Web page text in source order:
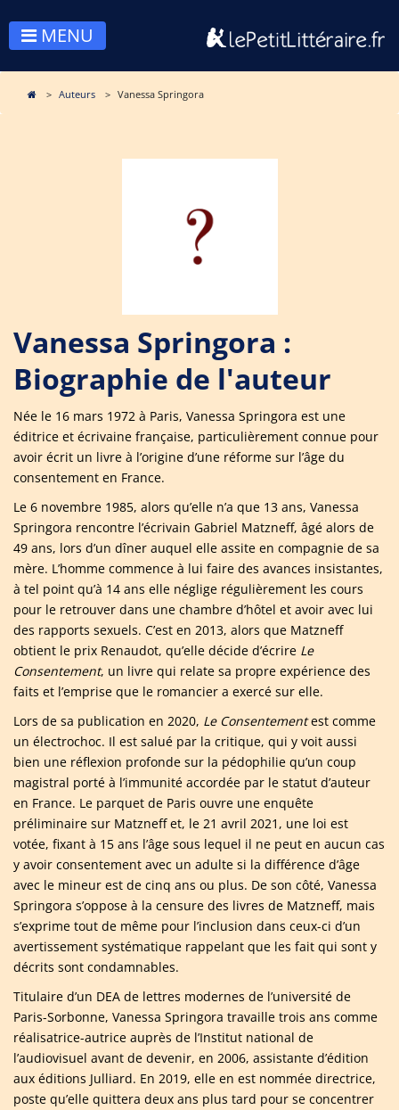
MENU
Auteurs Vanessa Springora
Vanessa Springora :
Biographie de l'auteur
Née le 16 mars 1972 à Paris, Vanessa Springora est une
éditrice et écrivaine française, particulièrement connue pour
avoir écrit un livre à l’origine d’une réforme sur l’âge du
consentement en France.
Le 6 novembre 1985, alors qu’elle n’a que 13 ans, Vanessa
Springora rencontre l’écrivain Gabriel Matzneff, âgé alors de
49 ans, lors d’un dîner auquel elle assite en compagnie de sa
mère. L’homme commence à lui faire des avances insistantes,
à tel point qu’à 14 ans elle néglige régulièrement les cours
pour le retrouver dans une chambre d’hôtel et avoir avec lui
des rapports sexuels. C’est en 2013, alors que Matzneff
obtient le prix Renaudot, qu’elle décide d’écrire Le
Consentement, un livre qui relate sa propre expérience des
faits et l’emprise que le romancier a exercé sur elle.
Lors de sa publication en 2020, Le Consentementest comme
un électrochoc. Il est salué par la critique, qui y voit aussi
bien une réflexion profonde sur la pédophilie qu’un coup
magistral porté à l’immunité accordée par le statut d’auteur
en France. Le parquet de Paris ouvre une enquête
préliminaire sur Matzneff et, le 21 avril 2021, une loi est
votée, fixant à 15 ans l’âge sous lequel il ne peut en aucun cas
y avoir consentement avec un adulte si la différence d’âge
avec le mineur est de cinq ans ou plus. De son côté, Vanessa
Springora s’oppose à la censure des livres de Matzneff, mais
s’exprime tout de même pour l’inclusion dans ceux-ci d’un
avertissement systématique rappelant que les fait qui sont y
décrits sont condamnables.
Titulaire d’un DEA de lettres modernes de l’université de
Paris-Sorbonne, Vanessa Springora travaille trois ans comme
réalisatrice-autrice auprès de l’Institut national de
l’audiovisuel avant de devenir, en 2006, assistante d’édition
aux éditions Julliard. En 2019, elle en est nommée directrice,
poste qu’elle quittera deux ans plus tard pour se concentrer